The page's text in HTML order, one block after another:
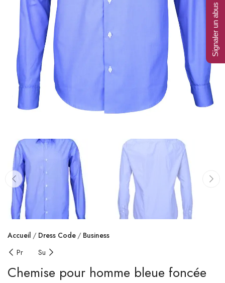
Accueil Dress Code
Business
Pr
Su
Chemise pour homme bleue foncée
Signaler un abus